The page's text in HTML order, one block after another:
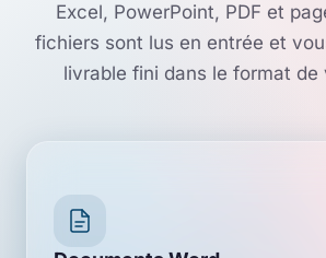
Excel, PowerPoint, PDF et
fichiers sont lus en entrée et
livrable fini dans le format de